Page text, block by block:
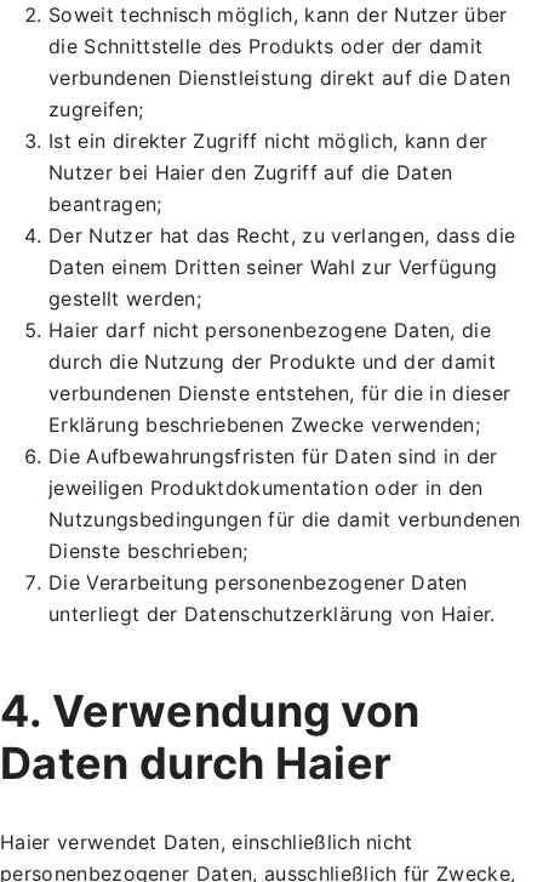
Soweit technisch möglich, kann der Nutzer über
die Schnittstelle des Produkts oder der damit
verbundenen Dienstleistung direkt auf die Daten
zugreifen;
Ist ein direkter Zugriff nicht möglich, kann der
Nutzer bei Haier den Zugriff auf die Daten
beantragen;
Der Nutzer hat das Recht, zu verlangen, dass die
Daten einem Dritten seiner Wahl zur Verfügung
gestellt werden;
Haier darf nicht personenbezogene Daten, die
durch die Nutzung der Produkte und der damit
verbundenen Dienste entstehen, für die in dieser
Erklärung beschriebenen Zwecke verwenden;
Die Aufbewahrungsfristen für Daten sind in der
jeweiligen Produktdokumentation oder in den
Nutzungsbedingungen für die damit verbundenen
Dienste beschrieben;
Die Verarbeitung personenbezogener Daten
unterliegt der Datenschutzerklärung von Haier.
4. Verwendung von
Daten durch Haier
Haier verwendet Daten, einschließlich nicht
personenbezogener Daten, ausschließlich für Zwecke,